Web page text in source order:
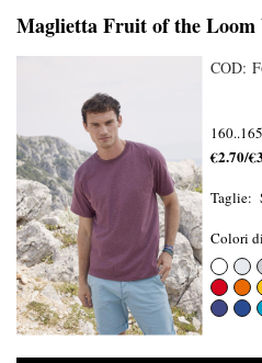
Maglietta Fruit of the Loom
COD:
€2.70/
Taglie:
Colori